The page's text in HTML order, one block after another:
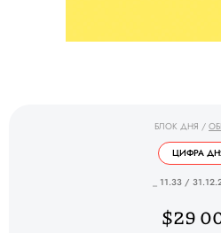
БЛОК ДНЯ /
ЦИФРА
_ 11.33 /
$29